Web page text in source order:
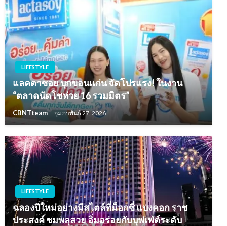
LIFESTYLE
แลคตาซอย บุกขอนแก่น จัดโปรแรง! ในงาน
“ตลาดนัดโชห่วย 16 รวมมิตร”
CBNTteam กุมภาพันธ์ 27, 2026
LIFESTYLE
ฉลองปีใหม่อย่างมีสไตล์ที่ม็อกซี่ แบงคอก ราช
ประสงค์ ชมพลุสวย อิ่มอร่อยกับบุฟเฟ่ต์ระดับ